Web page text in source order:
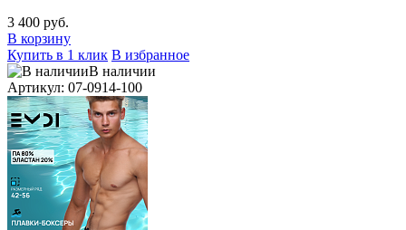
3 400 руб.
В корзину
Купить в 1 клик В избранное
В наличии
Артикул: 07-0914-100